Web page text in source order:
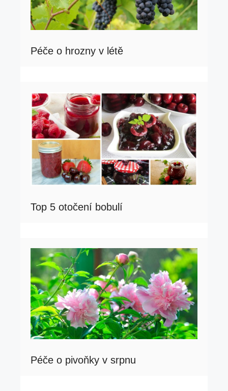
Péče o hrozny v létě
Top 5 otočení bobulí
Péče o pivoňky v srpnu